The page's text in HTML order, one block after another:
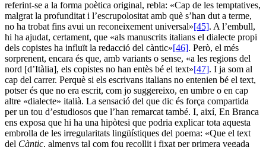
referint-se a la forma poètica original, rebla: «Cap de les temptatives,
malgrat la profunditat i l’escrupolositat amb què s’han dut a terme,
no ha trobat fins avui un reconeixement universal»[45]. A l’embull,
hi ha ajudat, certament, que «als manuscrits italians el dialecte propi
dels copistes ha influït la redacció del càntic»[46]. Però, el més
sorprenent, encara és que, amb variants o sense, «a les regions del
nord [d’Itàlia], els copistes no han entès bé el text»[47]. I ja som al
cap del carrer. Perquè si els escrivans italians no entenien bé el text,
potser és que no era escrit, com jo suggereixo, en umbre o en cap
altre «dialecte» italià. La sensació del que dic és força compartida
per un tou d’estudiosos que l’han remarcat també. I, així, En Branca
ens exposa que hi ha una hipòtesi que podria explicar tota aquesta
embrolla de les irregularitats lingüístiques del poema: «Que el text
del Càntic, almenys tal com fou recollit i fixat per primera vegada